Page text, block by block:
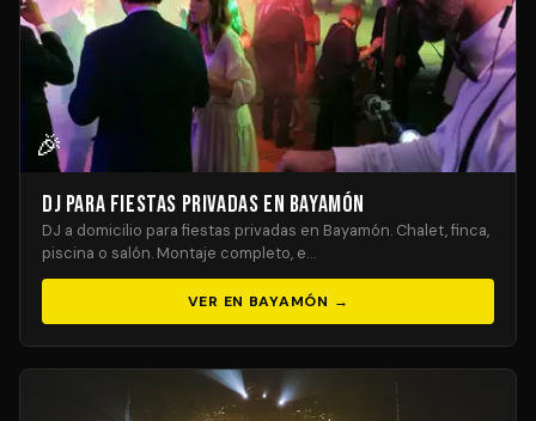
🎉
DJ para Fiestas Privadas en Bayamón
DJ a domicilio para fiestas privadas en Bayamón. Chalet, finca,
piscina o salón. Montaje completo, e…
VER EN BAYAMÓN →